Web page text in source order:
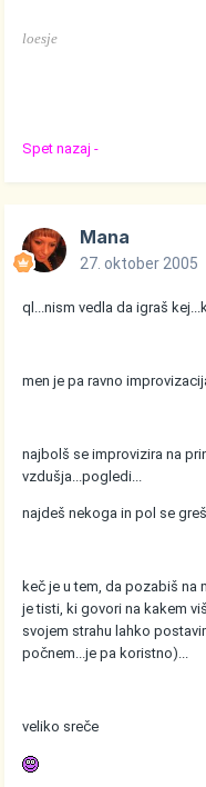
loesje
Spet nazaj -
Mana
27. oktober 2005
ql...nism vedla da igraš
men je pa ravno
najbolš se improvizira na
vzdušja...pogledi...
najdeš nekoga in pol se
keč je u tem, da pozabiš na
je tisti, ki govori na kakem
svojem strahu lahko
počnem...je pa koristno)...
veliko sreče